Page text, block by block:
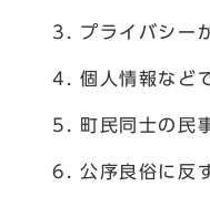
プライバシー
個人情報など
町民同士の民
公序良俗に反